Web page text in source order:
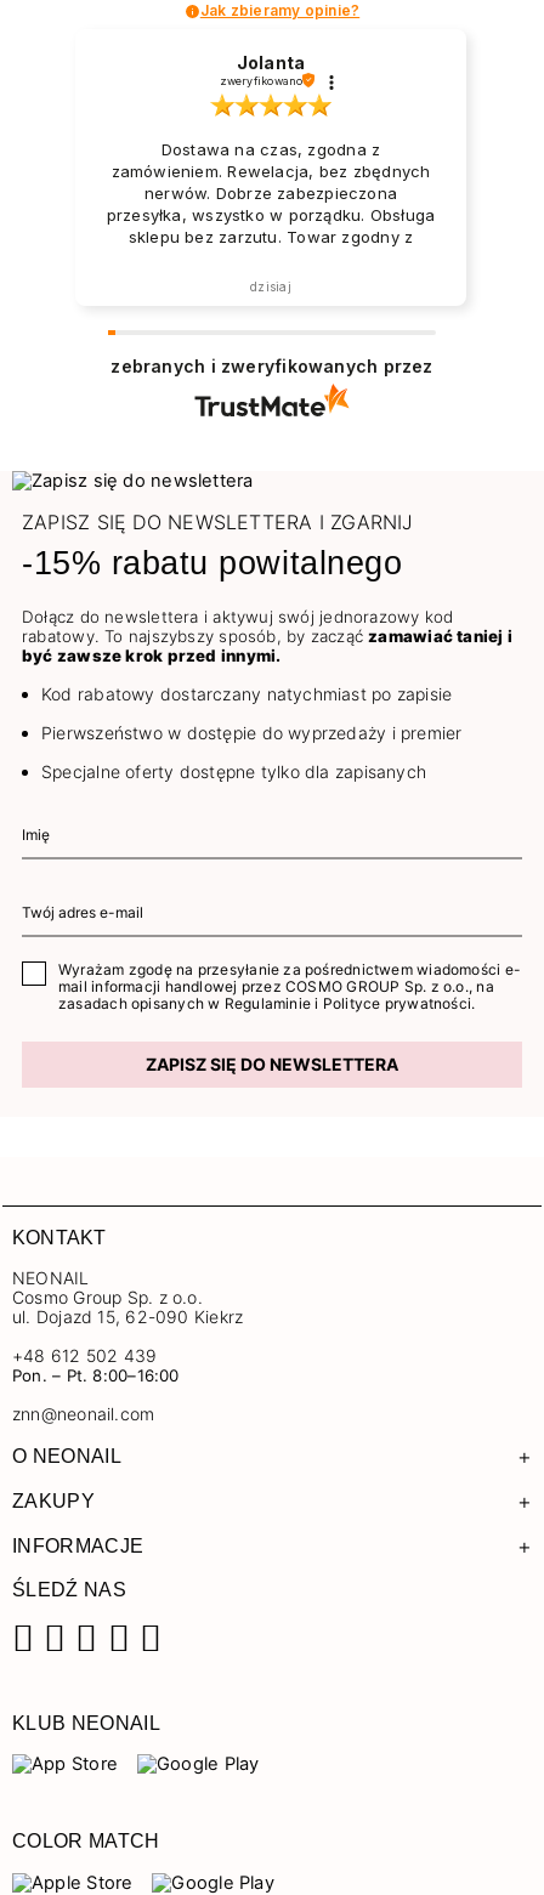
Jak zbieramy opinie?
Jolanta
zweryfikowano
Dostawa na czas, zgodna z
zamówieniem. Rewelacja, bez zbędnych
nerwów. Dobrze zabezpieczona
przesyłka, wszystko w porządku. Obsługa
sklepu bez zarzutu. Towar zgodny z
została zrealizowana ekspresowo.
dzisiaj
zebranych i zweryfikowanych przez
ZAPISZ SIĘ DO NEWSLETTERA I ZGARNIJ
-15% rabatu powitalnego
Dołącz do newslettera i aktywuj swój jednorazowy kod
rabatowy. To najszybszy sposób, by zacząćzamawiać taniej i
być zawsze krok przed innymi.
Kod rabatowy dostarczany natychmiast po zapisie
Pierwszeństwo w dostępie do wyprzedaży i premier
Specjalne oferty dostępne tylko dla zapisanych
Wyrażam zgodę na przesyłanie za pośrednictwem wiadomości e-
mail informacji handlowej przez COSMO GROUP Sp. z o.o., na
zasadach opisanych w Regulaminie i Polityce prywatności.
ZAPISZ SIĘ DO NEWSLETTERA
KONTAKT
NEONAIL
Cosmo Group Sp. z o.o.
ul. Dojazd 15, 62-090 Kiekrz
+48 612 502 439
Pon. – Pt. 8:00–16:00
znn@neonail.com
O NEONAIL +
ZAKUPY +
INFORMACJE +
ŚLEDŹ NAS
KLUB NEONAIL
COLOR MATCH